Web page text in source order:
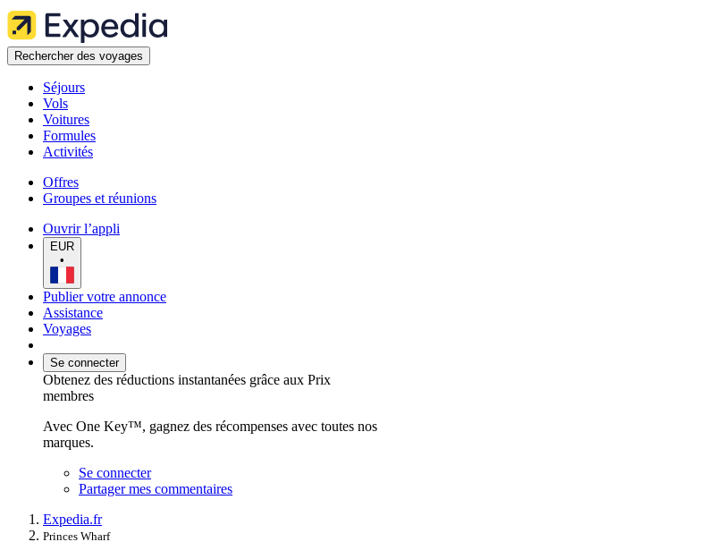
Rechercher des voyages
Séjours
Vols
Voitures
Formules
Activités
Offres
Groupes et réunions
Ouvrir l’appli
EUR
•
Publier votre annonce
Assistance
Voyages
Se connecter
Obtenez des réductions instantanées grâce aux Prix
membres
Avec One Key™, gagnez des récompenses avec toutes nos
marques.
Se connecter
Partager mes commentaires
Expedia.fr
Princes Wharf